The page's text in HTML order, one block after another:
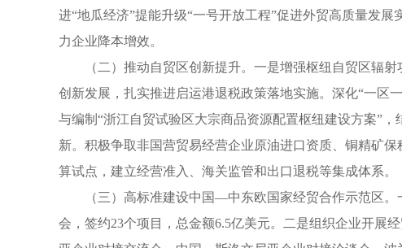
进“地瓜经济”提能升级“一号开放工程”促进外贸高质量发
力企业降本增效。
（二）推动自贸区创新提升。一是增强枢纽自贸区辐
创新发展，扎实推进启运港退税政策落地实施。深化“一区
与编制“浙江自贸试验区大宗商品资源配置枢纽建设方案”
新。积极争取非国营贸易经营企业原油进口资质、铜精矿
算试点，建立经营准入、海关监管和出口退税等集成体系。
（三）高标准建设中国—中东欧国家经贸合作示范区
会，签约23个项目，总金额6.5亿美元。二是组织企业开